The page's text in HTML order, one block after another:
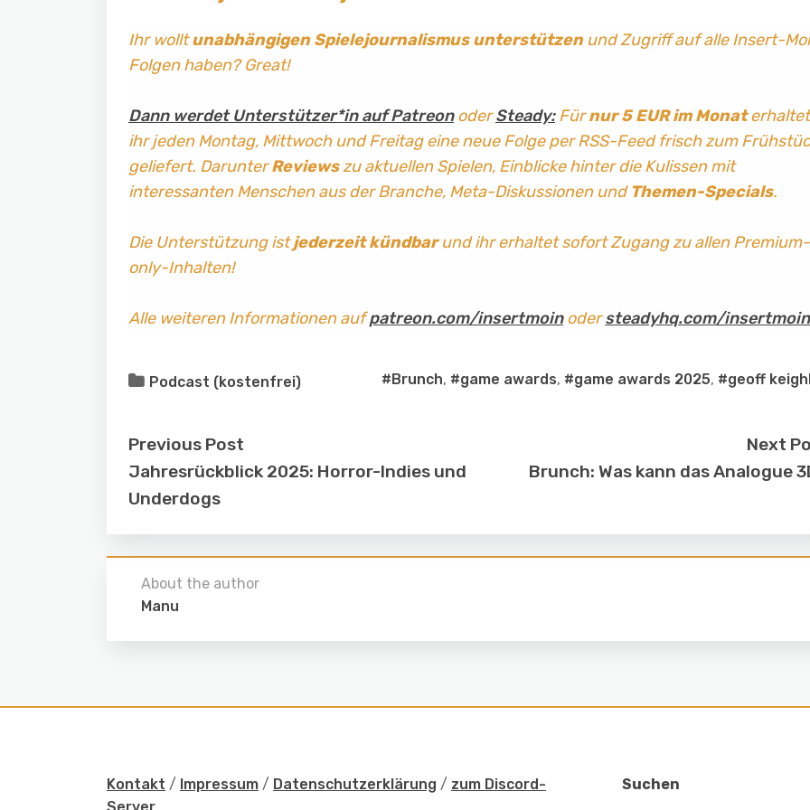
Ihr wolltunabhängigen Spielejournalismus unterstützenund Zugriff auf alle Insert-
Folgen haben? Great!
Dann werdet Unterstützer*in auf PatreonoderSteady:Fürnur 5 EUR im Monaterhaltet
ihr jeden Montag, Mittwoch und Freitag eine neue Folge per RSS-Feed frisch zum
geliefert. DarunterReviewszu aktuellen Spielen, Einblicke hinter die Kulissen mit
interessanten Menschen aus der Branche, Meta-Diskussionen und Themen-Specials.
Die Unterstützung istjederzeit kündbarund ihr erhaltet sofort Zugang zu allen Premium-
only-Inhalten!
Alle weiteren Informationen aufpatreon.com/insertmoinodersteadyhq.com/insertmoin
Podcast (kostenfrei) #Brunch, #game awards, #game awards 2025, #geoff
Previous Post
Jahresrückblick 2025: Horror-Indies und
Underdogs
Next
Brunch: Was kann das Analogue
About the author
Manu
Kontakt / Impressum / Datenschutzerklärung / zum Discord-
Suchen